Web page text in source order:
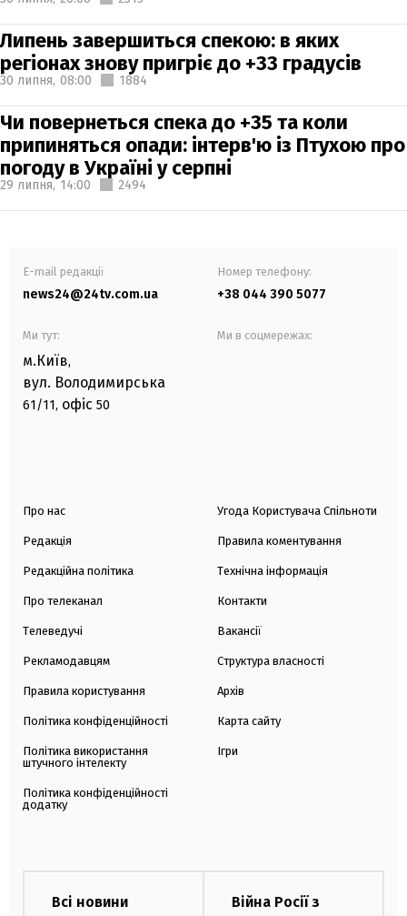
Липень завершиться спекою: в яких
регіонах знову пригріє до +33 градусів
30 липня, 08:00 1884
Чи повернеться спека до +35 та коли
припиняться опади: інтерв'ю із Птухою про
погоду в Україні у серпні
29 липня, 14:00 2494
E-mail редакції
news24@24tv.com.ua
Номер телефону:
+38 044 390 5077
Ми тут:
м.Київ,
вул. Володимирська
61/11, офіс 50
Ми в соцмережах:
Про нас
Редакція
Редакційна політика
Про телеканал
Телеведучі
Рекламодавцям
Правила користування
Політика конфіденційності
Політика використання
штучного інтелекту
Політика конфіденційності
додатку
Угода Користувача Спільноти
Правила коментування
Технічна інформація
Контакти
Вакансії
Структура власності
Архів
Карта сайту
Ігри
Всі новини
Війна Росії з